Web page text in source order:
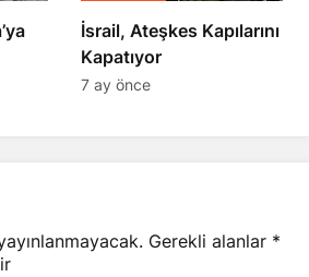
İsrail, Ateşkes Kapılarını
Kapatıyor
7 ay önce
Gerekli alanlar *